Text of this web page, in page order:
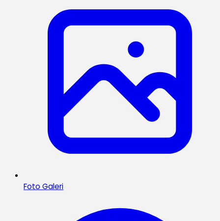
Foto Galeri